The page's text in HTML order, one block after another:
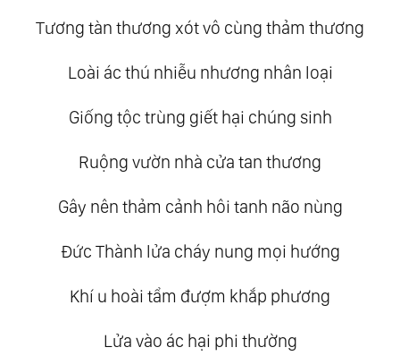
Tương tàn thương xót vô cùng thảm thương
Loài ác thú nhiễu nhương nhân loại
Giống tộc trùng giết hại chúng sinh
Ruộng vườn nhà cửa tan thương
Gây nên thảm cảnh hôi tanh não nùng
Đức Thành lửa cháy nung mọi hướng
Khí u hoài tẩm đượm khắp phương
Lửa vào ác hại phi thường